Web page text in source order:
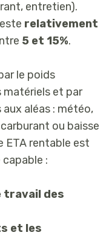
entretien).
relativement
5 et 15%.
le poids
et par
aléas : météo,
ou baisse
ETA rentable est
:
travail des
et les